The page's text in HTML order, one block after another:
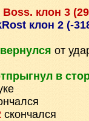
Boss. клон 3
клон 2 (-
от
в
скончался